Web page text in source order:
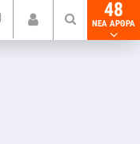
48
NEA ΑΡΘΡΑ